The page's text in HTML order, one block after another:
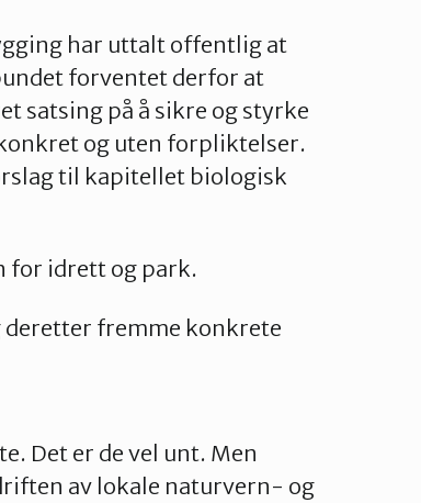
har uttalt offentlig at
forventet derfor at
satsing på å sikre og styrke
og uten forpliktelser.
til kapitellet biologisk
for idrett og park.
fremme konkrete
Det er de vel unt. Men
av lokale naturvern- og